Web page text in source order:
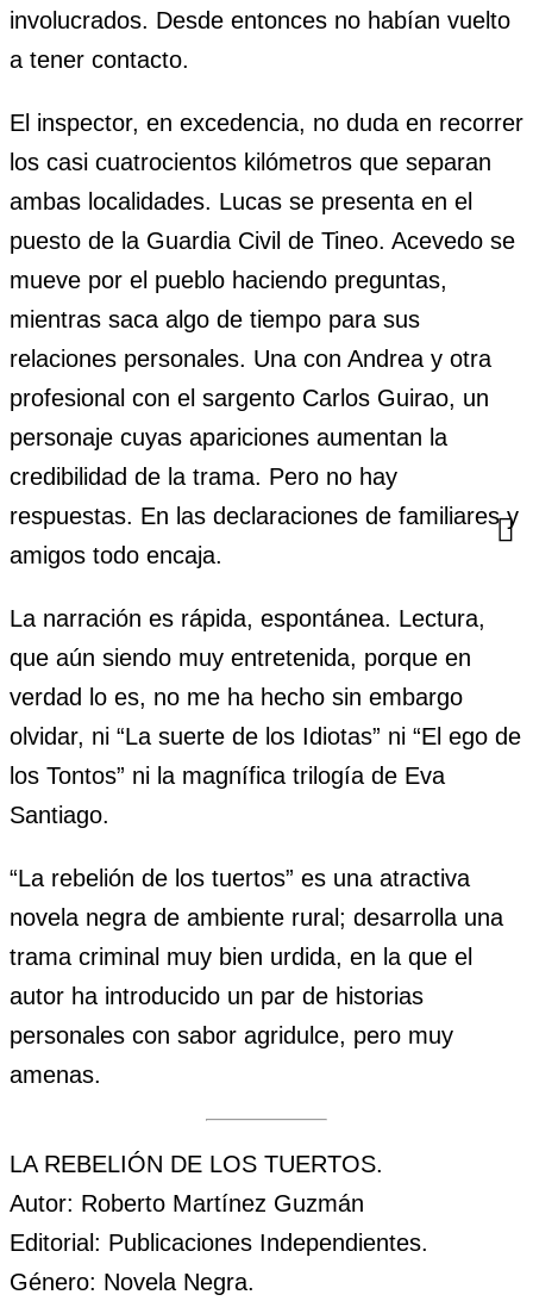
involucrados. Desde entonces no habían vuelto
a tener contacto.
El inspector, en excedencia, no duda en recorrer
los casi cuatrocientos kilómetros que separan
ambas localidades. Lucas se presenta en el
puesto de la Guardia Civil de Tineo. Acevedo se
mueve por el pueblo haciendo preguntas,
mientras saca algo de tiempo para sus
relaciones personales. Una con Andrea y otra
profesional con el sargento Carlos Guirao, un
personaje cuyas apariciones aumentan la
credibilidad de la trama. Pero no hay
respuestas. En las declaraciones de familiares y
amigos todo encaja.
La narración es rápida, espontánea. Lectura,
que aún siendo muy entretenida, porque en
verdad lo es, no me ha hecho sin embargo
olvidar, ni “La suerte de los Idiotas” ni “El ego de
los Tontos” ni la magnífica trilogía de Eva
Santiago.
“La rebelión de los tuertos” es una atractiva
novela negra de ambiente rural; desarrolla una
trama criminal muy bien urdida, en la que el
autor ha introducido un par de historias
personales con sabor agridulce, pero muy
amenas.
LA REBELIÓN DE LOS TUERTOS.
Autor: Roberto Martínez Guzmán
Editorial: Publicaciones Independientes.
Género: Novela Negra.